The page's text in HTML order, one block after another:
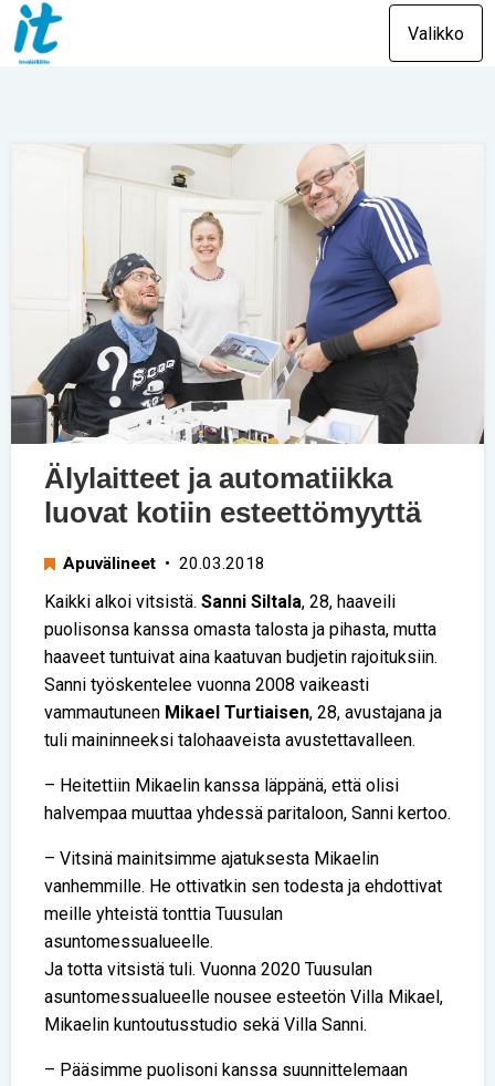
Valikko
Älylaitteet ja automatiikka
luovat kotiin esteettömyyttä
Apuvälineet • 20.03.2018
Kaikki alkoi vitsistä. Sanni Siltala, 28, haaveili
puolisonsa kanssa omasta talosta ja pihasta, mutta
haaveet tuntuivat aina kaatuvan budjetin rajoituksiin.
Sanni työskentelee vuonna 2008 vaikeasti
vammautuneen Mikael Turtiaisen, 28, avustajana ja
tuli maininneeksi talohaaveista avustettavalleen.
– Heitettiin Mikaelin kanssa läppänä, että olisi
halvempaa muuttaa yhdessä paritaloon, Sanni kertoo.
– Vitsinä mainitsimme ajatuksesta Mikaelin
vanhemmille. He ottivatkin sen todesta ja ehdottivat
meille yhteistä tonttia Tuusulan
asuntomessualueelle.
Ja totta vitsistä tuli. Vuonna 2020 Tuusulan
asuntomessualueelle nousee esteetön Villa Mikael,
Mikaelin kuntoutusstudio sekä Villa Sanni.
– Pääsimme puolisoni kanssa suunnittelemaan